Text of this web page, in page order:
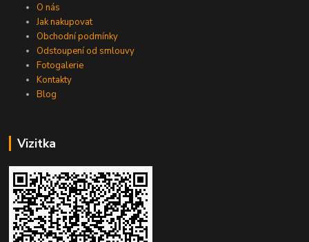
O nás
Jak nakupovat
Obchodní podmínky
Odstoupení od smlouvy
Fotogalerie
Kontakty
Blog
Vizitka